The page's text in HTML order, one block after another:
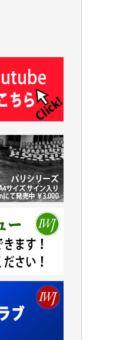
今は非会員
のカメラマ